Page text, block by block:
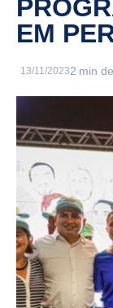
EM
13/11/2023